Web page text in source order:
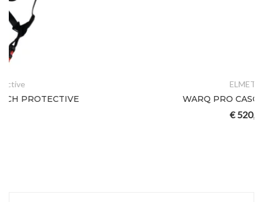
WARQ PRO CASCO TRAINING